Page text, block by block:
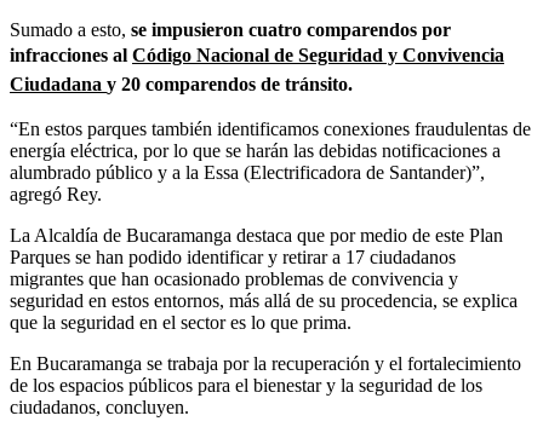
Sumado a esto, se impusieron cuatro comparendos por
infracciones al Código Nacional de Seguridad y Convivencia
Ciudadana y 20 comparendos de tránsito.
“En estos parques también identificamos conexiones fraudulentas de
energía eléctrica, por lo que se harán las debidas notificaciones a
alumbrado público y a la Essa (Electrificadora de Santander)”,
agregó Rey.
La Alcaldía de Bucaramanga destaca que por medio de este Plan
Parques se han podido identificar y retirar a 17 ciudadanos
migrantes que han ocasionado problemas de convivencia y
seguridad en estos entornos, más allá de su procedencia, se explica
que la seguridad en el sector es lo que prima.
En Bucaramanga se trabaja por la recuperación y el fortalecimiento
de los espacios públicos para el bienestar y la seguridad de los
ciudadanos, concluyen.